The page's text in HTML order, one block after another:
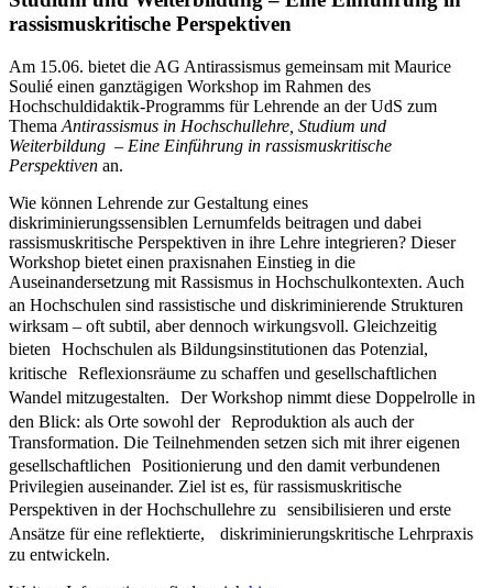
rassismuskritische Perspektiven
Am 15.06. bietet die AG Antirassismus gemeinsam mit Maurice
Soulié einen ganztägigen Workshop im Rahmen des
Hochschuldidaktik-Programms für Lehrende an der UdS zum
Thema Antirassismus in Hochschullehre, Studium und
Weiterbildung – Eine Einführung in rassismuskritische
Perspektiven an.
Wie können Lehrende zur Gestaltung eines
diskriminierungssensiblen Lernumfelds beitragen und dabei
rassismuskritische Perspektiven in ihre Lehre integrieren? Dieser
Workshop bietet einen praxisnahen Einstieg in die
Auseinandersetzung mit Rassismus in Hochschulkontexten. Auch
an Hochschulen sind rassistische und diskriminierende Strukturen
wirksam – oft subtil, aber dennoch wirkungsvoll. Gleichzeitig
bieten Hochschulen als Bildungsinstitutionen das Potenzial,
kritische Reflexionsräume zu schaffen und gesellschaftlichen
Wandel mitzugestalten. Der Workshop nimmt diese Doppelrolle in
den Blick: als Orte sowohl der Reproduktion als auch der
Transformation. Die Teilnehmenden setzen sich mit ihrer eigenen
gesellschaftlichen Positionierung und den damit verbundenen
Privilegien auseinander. Ziel ist es, für rassismuskritische
Perspektiven in der Hochschullehre zu sensibilisieren und erste
Ansätze für eine reflektierte, diskriminierungskritische Lehrpraxis
zu entwickeln.